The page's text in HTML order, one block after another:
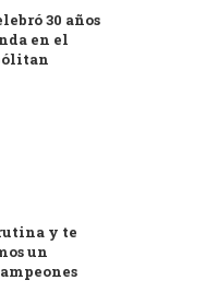
30 años
en el
y te
un